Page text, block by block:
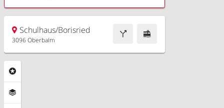
Schulhaus/Borisried
3096 Oberbalm